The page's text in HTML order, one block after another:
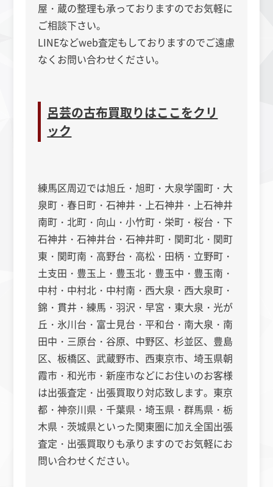
屋・蔵の整理も承っておりますのでお気軽に
ご相談下さい。
LINEなどweb査定もしておりますのでご遠慮
なくお問い合わせください。
呂芸の古布買取りはここをクリ
ック
練馬区周辺では旭丘・旭町・大泉学園町・大
泉町・春日町・石神井・上石神井・上石神井
南町・北町・向山・小竹町・栄町・桜台・下
石神井・石神井台・石神井町・関町北・関町
東・関町南・高野台・高松・田柄・立野町・
土支田・豊玉上・豊玉北・豊玉中・豊玉南・
中村・中村北・中村南・西大泉・西大泉町・
錦・貫井・練馬・羽沢・早宮・東大泉・光が
丘・氷川台・富士見台・平和台・南大泉・南
田中・三原台・谷原、中野区、杉並区、豊島
区、板橋区、武蔵野市、西東京市、埼玉県朝
霞市・和光市・新座市などにお住いのお客様
は出張査定・出張買取り対応致します。東京
都・神奈川県・千葉県・埼玉県・群馬県・栃
木県・茨城県といった関東圏に加え全国出張
査定・出張買取りも承りますのでお気軽にお
問い合わせください。